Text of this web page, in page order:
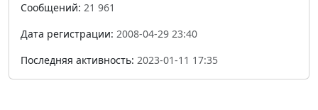
Сообщений: 21 961
Дата регистрации: 2008-04-29 23:40
Последняя активность: 2023-01-11 17:35